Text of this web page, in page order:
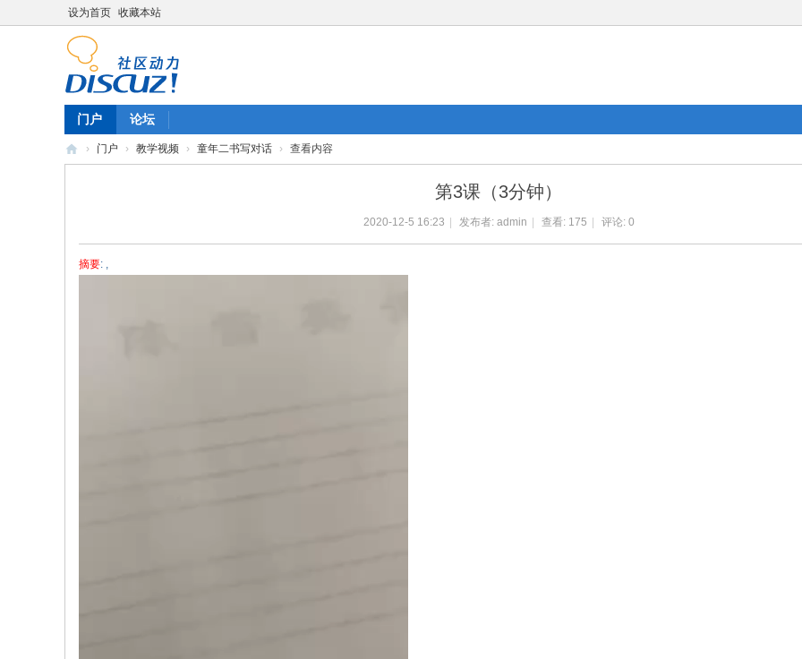
设为首页 收藏本站
门户 论坛
› 门户 › 教学视频 › 童年二书写对话 › 查看内容
第3课（3分钟）
2020-12-5 16:23 发布者: admin 查看: 175 评论: 0
摘要: ,